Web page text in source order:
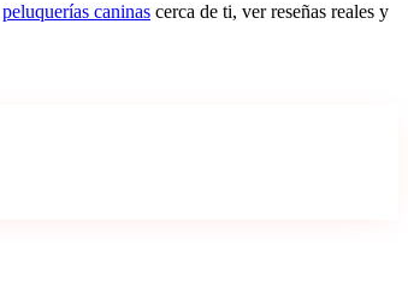
peluquerías caninas cerca de ti, ver reseñas reales y